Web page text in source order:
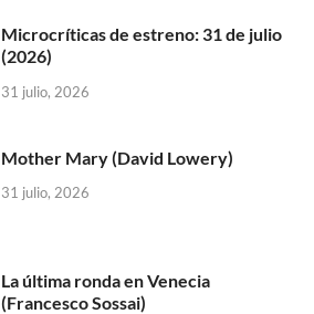
Microcríticas de estreno: 31 de julio
(2026)
31 julio, 2026
Mother Mary (David Lowery)
31 julio, 2026
La última ronda en Venecia
(Francesco Sossai)